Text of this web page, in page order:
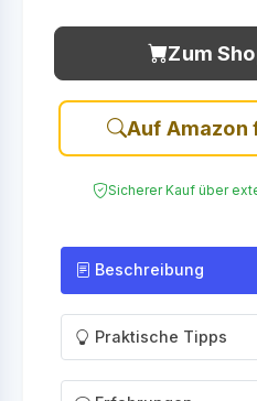
Zum
Auf Amazon
Sicherer Kauf über
Beschreibung
Praktische Tipps